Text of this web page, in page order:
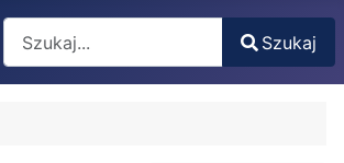
Type 2 or more characters for results.
Szukaj